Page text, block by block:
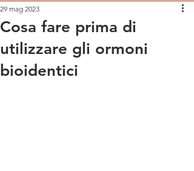
Cosa fare prima di
utilizzare gli ormoni
bioidentici
29 mag 2023